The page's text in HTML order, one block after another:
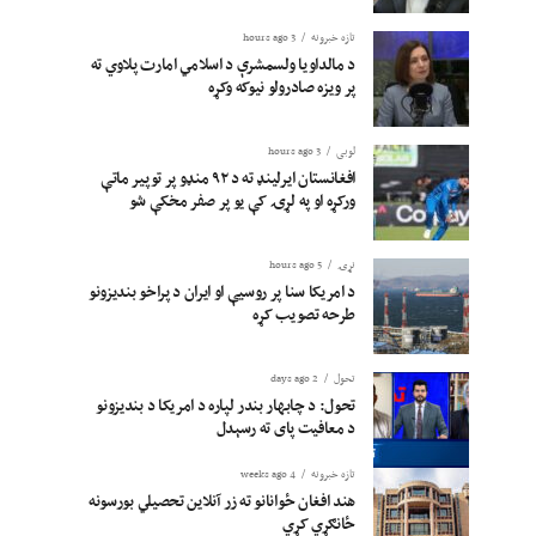
تازه خبرونه 3 hours ago
د مالداویا ولسمشرې د اسلامي امارت پلاوي ته
پر ویزه صادرولو نیوکه وکړه
لوبی 3 hours ago
افغانستان ایرلینډ ته د ۹۲ منډو پر توپیر ماتې
ورکړه او په لړۍ کې یو پر صفر مخکې شو
نړۍ 5 hours ago
د امریکا سنا پر روسیې او ایران د پراخو بندیزونو
طرحه تصویب کړه
تحول 2 days ago
تحول: د چابهار بندر لپاره د امریکا د بندیزونو
د معافیت پای ته رسېدل
تازه خبرونه 4 weeks ago
هند افغان ځوانانو ته زر آنلاین تحصیلي بورسونه
ځانګړي کړي